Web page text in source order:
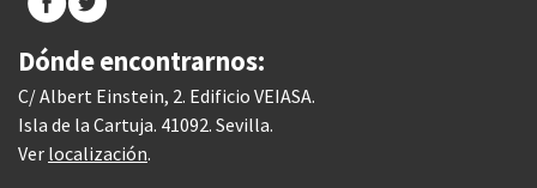
Dónde encontrarnos:
C/ Albert Einstein, 2. Edificio VEIASA.
Isla de la Cartuja. 41092. Sevilla.
Ver localización.